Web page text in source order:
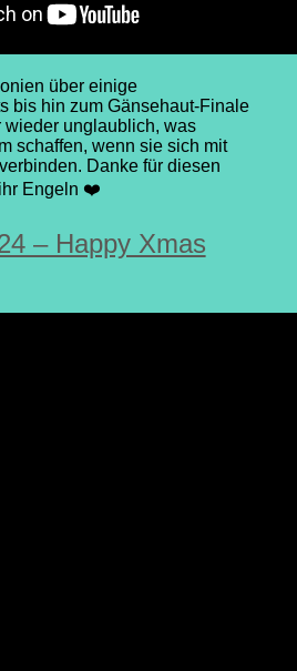
über einige
bis hin zum Gänsehaut-Finale
wieder unglaublich, was
schaffen, wenn sie sich mit
Danke für diesen
Engeln ❤️
– Happy Xmas